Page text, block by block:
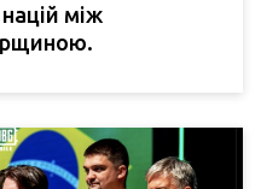
між